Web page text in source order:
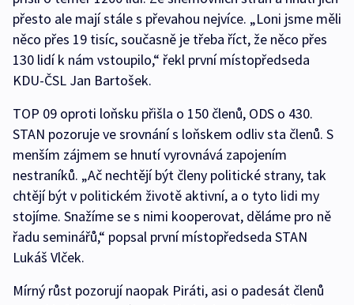
přesto ale mají stále s převahou nejvíce. „Loni jsme měli
něco přes 19 tisíc, současně je třeba říct, že něco přes
130 lidí k nám vstoupilo,“ řekl první místopředseda
KDU-ČSL Jan Bartošek.
TOP 09 oproti loňsku přišla o 150 členů, ODS o 430.
STAN pozoruje ve srovnání s loňskem odliv sta členů. S
menším zájmem se hnutí vyrovnává zapojením
nestraníků. „Ač nechtějí být členy politické strany, tak
chtějí být v politickém životě aktivní, a o tyto lidi my
stojíme. Snažíme se s nimi kooperovat, děláme pro ně
řadu seminářů,“ popsal první místopředseda STAN
Lukáš Vlček.
Mírný růst pozorují naopak Piráti, asi o padesát členů